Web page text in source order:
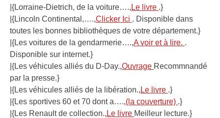
|{Lorraine-Dietrich, de la voiture…., Le livre .}
|{Lincoln Continental,….,Clicker Ici . Disponible dans
toutes les bonnes bibliothèques de votre département.}
|{Les voitures de la gendarmerie….,A voir et à lire. .
Disponible sur internet.}
|{Les véhicules alliés du D-Day.,Ouvrage Recommnandé
par la presse.}
|{Les véhicules alliés de la libération., Le livre .}
|{Les sportives 60 et 70 dont a….,(la couverture) .}
|{Les Renault de collection., Le livre Meilleur lecture.}